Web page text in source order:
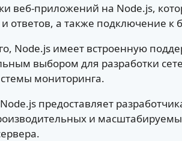
веб-приложений на Node.js,
и ответов, а также подключение к
Node.js имеет встроенную
выбором для разработки
мониторинга.
предоставляет
и